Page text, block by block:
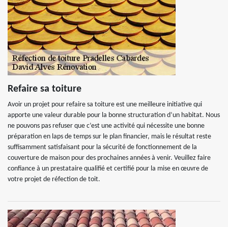
Refaire sa toiture
Avoir un projet pour refaire sa toiture est une meilleure initiative qui
apporte une valeur durable pour la bonne structuration d’un habitat. Nous
ne pouvons pas refuser que c’est une activité qui nécessite une bonne
préparation en laps de temps sur le plan financier, mais le résultat reste
suffisamment satisfaisant pour la sécurité de fonctionnement de la
couverture de maison pour des prochaines années à venir. Veuillez faire
confiance à un prestataire qualifié et certifié pour la mise en œuvre de
votre projet de réfection de toit.